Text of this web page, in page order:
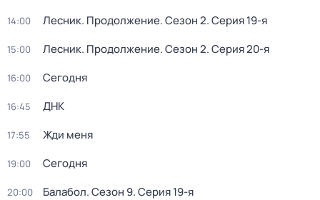
14:00 Лесник. Продолжение. Сезон 2. Серия 19-я
15:00 Лесник. Продолжение. Сезон 2. Серия 20-я
16:00 Сегодня
16:45 ДНК
17:55 Жди меня
19:00 Сегодня
20:00 Балабол. Сезон 9. Серия 19-я